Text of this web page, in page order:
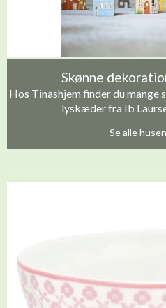
Skønne
Hos Tinashjem finder du mange
lyskæder fra Ib
Se alle